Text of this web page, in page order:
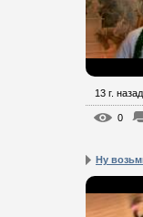
13 г. назад
0
Ну